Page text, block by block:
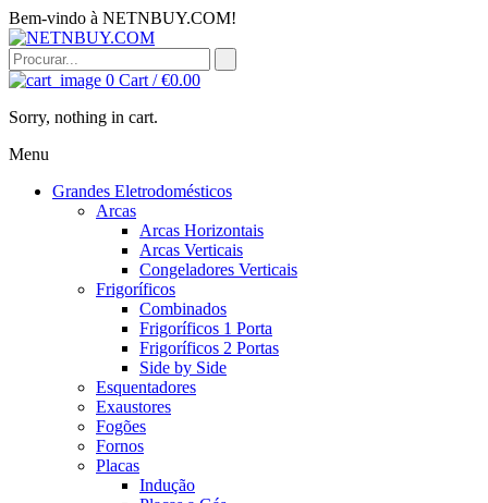
Bem-vindo à NETNBUY.COM!
0 Cart /€0.00
Sorry, nothing in cart.
Menu
Grandes Eletrodomésticos
Arcas
Arcas Horizontais
Arcas Verticais
Congeladores Verticais
Frigoríficos
Combinados
Frigoríficos 1 Porta
Frigoríficos 2 Portas
Side by Side
Esquentadores
Exaustores
Fogões
Fornos
Placas
Indução